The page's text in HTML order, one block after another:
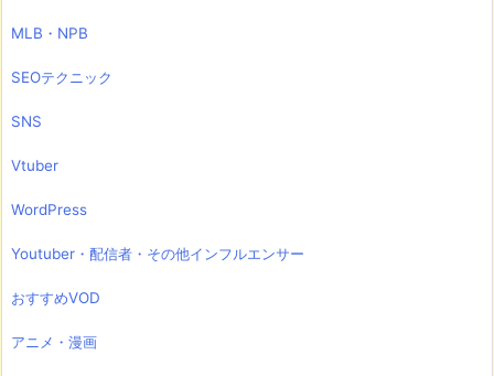
MLB・NPB
SEOテクニック
SNS
Vtuber
WordPress
Youtuber・配信者・その他インフルエンサー
おすすめVOD
アニメ・漫画